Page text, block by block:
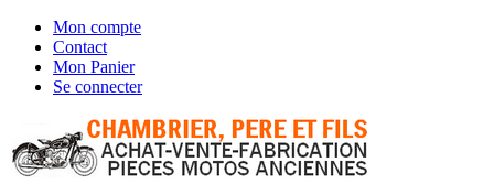
Mon compte
Contact
Mon Panier
Se connecter